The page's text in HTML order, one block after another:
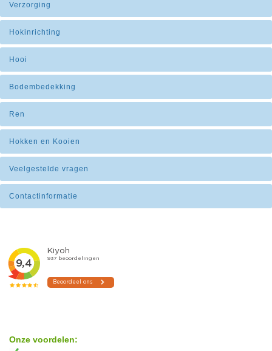
Verzorging
Hokinrichting
Hooi
Bodembedekking
Ren
Hokken en Kooien
Veelgestelde vragen
Contactinformatie
Onze voordelen: